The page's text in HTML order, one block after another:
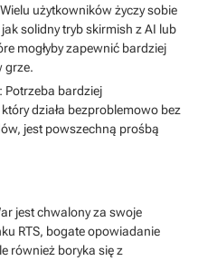
użytkowników życzy sobie
solidny tryb skirmish z AI lub
mogłyby zapewnić bardziej
grze.
: Potrzeba bardziej
działa bezproblemowo bez
jest powszechną prośbą
jest chwalony za swoje
RTS, bogate opowiadanie
również boryka się z